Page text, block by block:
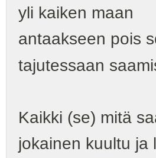
yli kaiken maan
antaakseen pois
tajutessaan
Kaikki (se) mitä
jokainen kuultu ja